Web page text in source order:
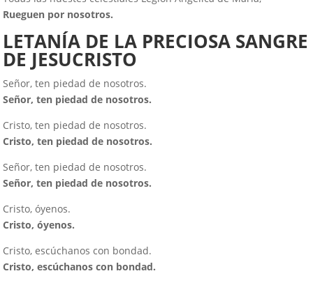
Rueguen por nosotros.
LETANÍA DE LA PRECIOSA SANGRE
DE JESUCRISTO
Señor, ten piedad de nosotros.
Señor, ten piedad de nosotros.
Cristo, ten piedad de nosotros.
Cristo, ten piedad de nosotros.
Señor, ten piedad de nosotros.
Señor, ten piedad de nosotros.
Cristo, óyenos.
Cristo, óyenos.
Cristo, escúchanos con bondad.
Cristo, escúchanos con bondad.